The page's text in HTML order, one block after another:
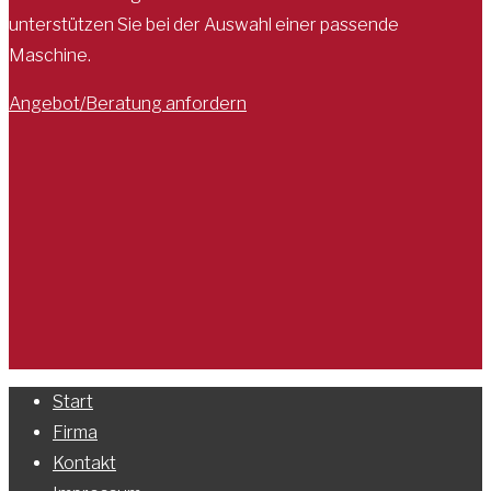
unterstützen Sie bei der Auswahl einer passende
Maschine.
Angebot/Beratung anfordern
Start
Firma
Kontakt